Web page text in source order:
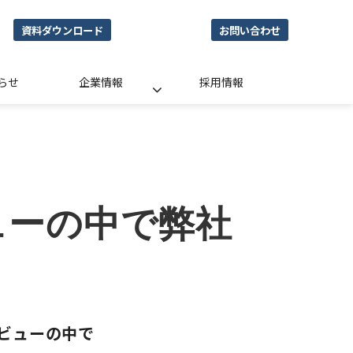
資料ダウンロード お問い合わせ
せ 企業情報 採用情報
の中で弊社
ューの中で